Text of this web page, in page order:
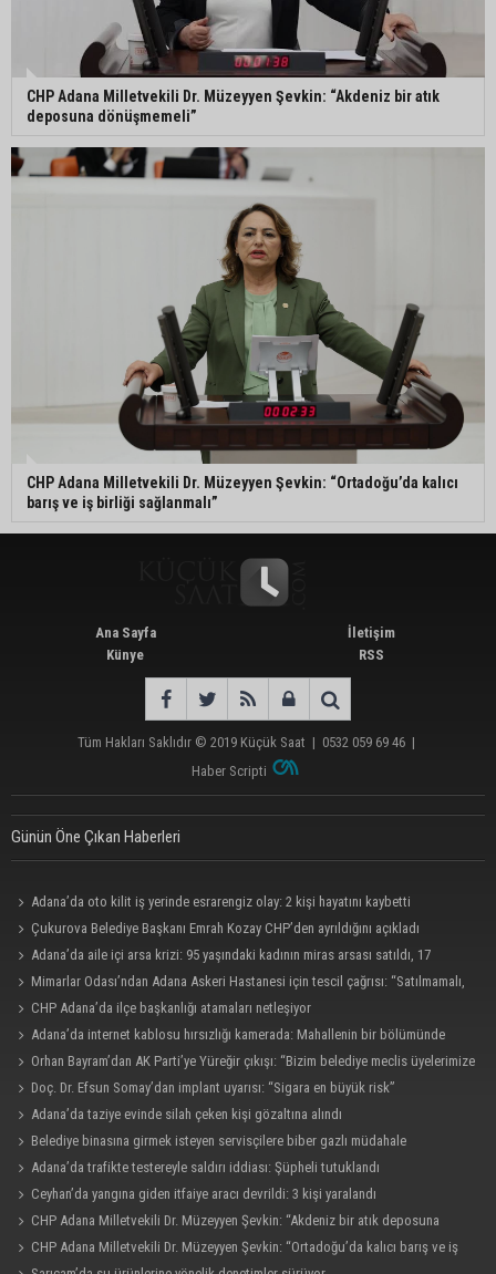
CHP Adana Milletvekili Dr. Müzeyyen Şevkin: “Akdeniz bir atık
deposuna dönüşmemeli”
CHP Adana Milletvekili Dr. Müzeyyen Şevkin: “Ortadoğu’da kalıcı
barış ve iş birliği sağlanmalı”
Ana Sayfa
Künye
İletişim
RSS
Tüm Hakları Saklıdır © 2019 Küçük Saat | 0532 059 69 46 |
Haber Scripti
Günün Öne Çıkan Haberleri
Adana’da oto kilit iş yerinde esrarengiz olay: 2 kişi hayatını kaybetti
Çukurova Belediye Başkanı Emrah Kozay CHP’den ayrıldığını açıkladı
Adana’da aile içi arsa krizi: 95 yaşındaki kadının miras arsası satıldı, 17
milyonun 13 milyonu harcandı
Mimarlar Odası’ndan Adana Askeri Hastanesi için tescil çağrısı: “Satılmamalı,
amaç dışı kullanılmamalı”
CHP Adana’da ilçe başkanlığı atamaları netleşiyor
Adana’da internet kablosu hırsızlığı kamerada: Mahallenin bir bölümünde
internet erişimi kesildi
Orhan Bayram’dan AK Parti’ye Yüreğir çıkışı: “Bizim belediye meclis üyelerimize
ne yaptınız? Siz önce onu anlatın”
Doç. Dr. Efsun Somay’dan implant uyarısı: “Sigara en büyük risk”
Adana’da taziye evinde silah çeken kişi gözaltına alındı
Belediye binasına girmek isteyen servisçilere biber gazlı müdahale
Adana’da trafikte testereyle saldırı iddiası: Şüpheli tutuklandı
Ceyhan’da yangına giden itfaiye aracı devrildi: 3 kişi yaralandı
CHP Adana Milletvekili Dr. Müzeyyen Şevkin: “Akdeniz bir atık deposuna
dönüşmemeli”
CHP Adana Milletvekili Dr. Müzeyyen Şevkin: “Ortadoğu’da kalıcı barış ve iş